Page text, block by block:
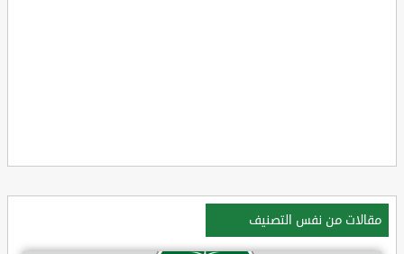
مقالات من نفس التصنيف